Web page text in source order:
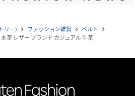
リー) navigate_next ファッション雑貨 navigate_next ベルト navigate_next
革 レザー ブランド カジュアル 牛革